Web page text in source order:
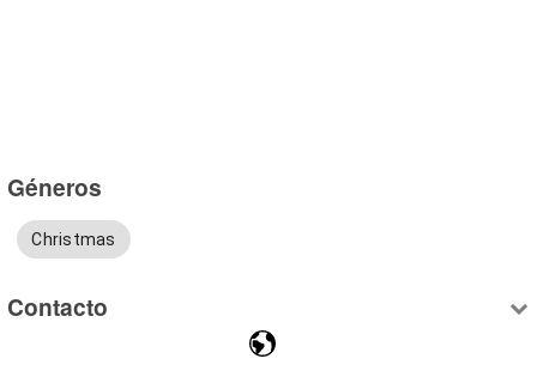
Géneros
Christmas
Contacto